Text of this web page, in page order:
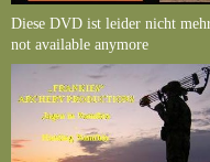
Diese DVD ist leider nicht
not available anymore